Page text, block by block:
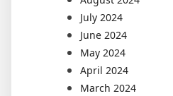
July 2024
June 2024
May 2024
April 2024
March 2024